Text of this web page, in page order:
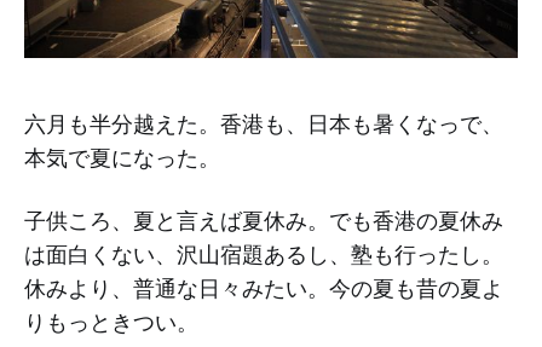
六月も半分越えた。香港も、日本も暑くなっで、
本気で夏になった。
子供ころ、夏と言えば夏休み。でも香港の夏休み
は面白くない、沢山宿題あるし、塾も行ったし。
休みより、普通な日々みたい。今の夏も昔の夏よ
りもっときつい。